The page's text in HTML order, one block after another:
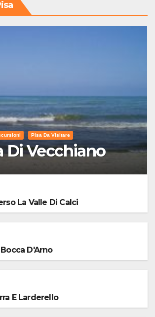
Pisa Da Visitare
Di Vecchiano
La Valle Di Calci
D'Arno
E Larderello